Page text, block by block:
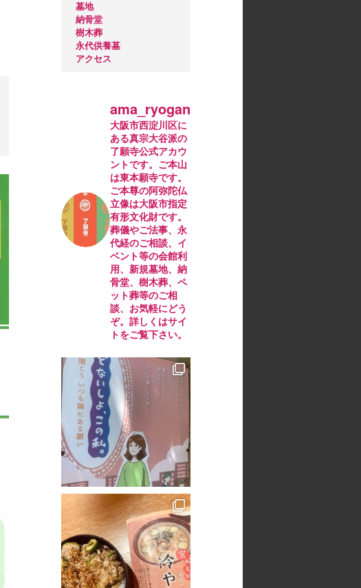
墓地
納骨堂
樹木葬
永代供養墓
アクセス
ama_ryogan
大阪市西淀川区に
ある真宗大谷派の
了願寺公式アカウ
ントです。ご本山
は東本願寺です。
ご本尊の阿弥陀仏
立像は大阪市指定
有形文化財です。
葬儀やご法事、永
代経のご相談、イ
ベント等の会館利
用、新規墓地、納
骨堂、樹木葬、ペ
ット葬等のご相
談、お気軽にどう
ぞ。詳しくはサイ
トをご覧下さい。